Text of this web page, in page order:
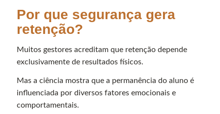
Por que segurança gera
retenção?
Muitos gestores acreditam que retenção depende
exclusivamente de resultados físicos.
Mas a ciência mostra que a permanência do aluno é
influenciada por diversos fatores emocionais e
comportamentais.